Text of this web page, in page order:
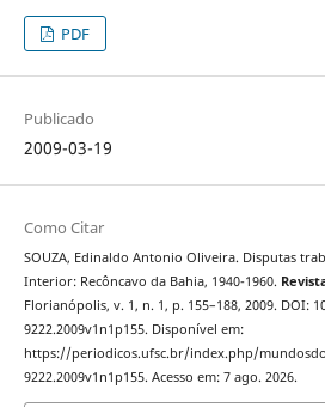
PDF
Publicado
2009-03-19
Como Citar
SOUZA, Edinaldo Antonio Oliveira. Disputas
Interior: Recôncavo da Bahia, 1940-1960.
Florianópolis, v. 1, n. 1, p. 155–188, 2009. DOI:
9222.2009v1n1p155. Disponível em:
https://periodicos.ufsc.br/index.php/
9222.2009v1n1p155. Acesso em: 7 ago. 2026.